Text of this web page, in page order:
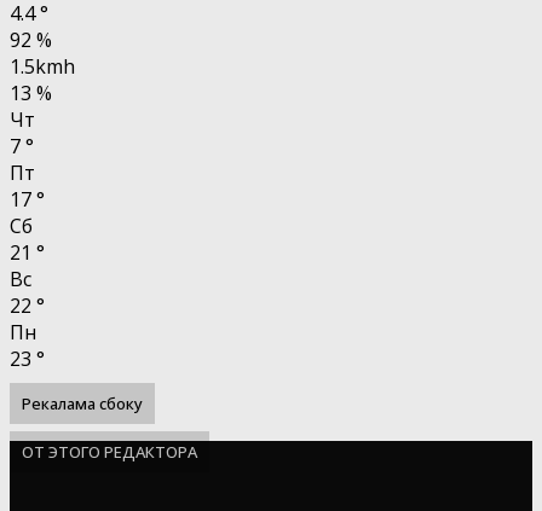
4.4°
92 %
1.5kmh
13 %
Чт
7°
Пт
17°
Сб
21 °
Вс
22 °
Пн
23 °
Рекалама сбоку
ОТ ЭТОГО РЕДАКТОРА